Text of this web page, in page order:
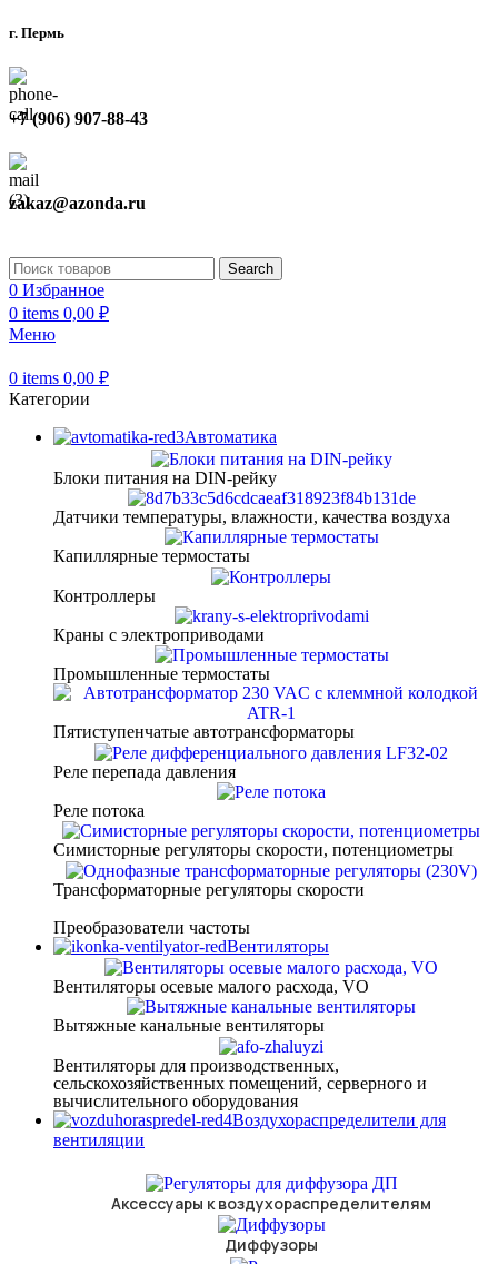
г. Пермь
+7 (906) 907-88-43
zakaz@azonda.ru
Search
0 Избранное
0 items 0,00 ₽
Меню
0 items 0,00 ₽
Категории
Автоматика
Блоки питания на DIN-рейку
Датчики температуры, влажности, качества воздуха
Капиллярные термостаты
Контроллеры
Краны с электроприводами
Промышленные термостаты
Пятиступенчатые автотрансформаторы
Реле перепада давления
Реле потока
Симисторные регуляторы скорости, потенциометры
Трансформаторные регуляторы скорости
Преобразователи частоты
Вентиляторы
Вентиляторы осевые малого расхода, VO
Вытяжные канальные вентиляторы
Вентиляторы для производственных,
сельскохозяйственных помещений, серверного и
вычислительного оборудования
Воздухораспределители для
вентиляции
Аксессуары к воздухораспределителям
Диффузоры